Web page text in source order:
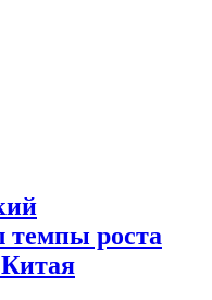
темпы роста